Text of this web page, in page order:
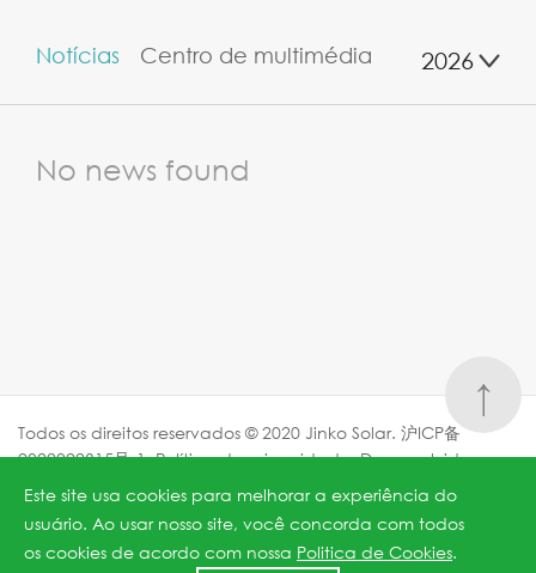
Este site usa cookies para melhorar a experiência do
usuário. Ao usar nosso site, você concorda com todos
os cookies de acordo com nossa Politica de Cookies.
Notícias Centro de multimédia 2026
No news found
↑
Todos os direitos reservados © 2020 Jinko Solar. 沪ICP备
2022022315号-1.Política de privacidade. Desenvolvido por
Webfoss